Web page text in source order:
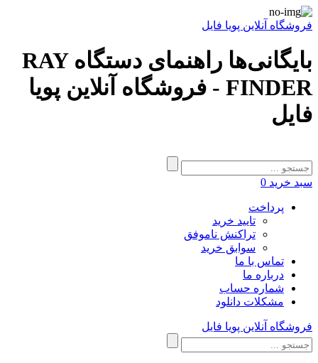
فروشگاه آنلاین پویا فایل
بایگانی‌ها راهنمای دستگاه RAY
FINDER - فروشگاه آنلاین پویا
فایل
سبد خرید 0
پرداخت
تایید خرید
تراکنش ناموفق
سوابق خرید
تماس با ما
درباره ما
شماره حساب
مشکلات دانلود
فروشگاه آنلاین پویا فایل